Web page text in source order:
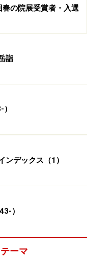
春の院展受賞者・入選
詣
ンデックス（1）
）
ーマ